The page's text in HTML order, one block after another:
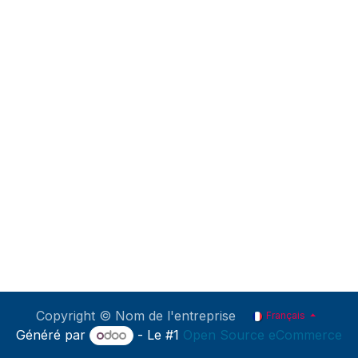
Copyright © Nom de l'entreprise Français
Généré par - Le #1 Open Source eCommerce